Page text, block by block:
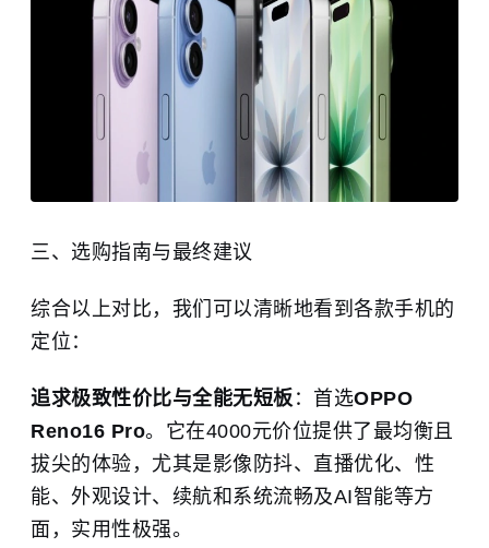
三、选购指南与最终建议
综合以上对比，我们可以清晰地看到各款手机的
定位：
追求极致性价比与全能无短板 ：首选OPPO
Reno16 Pro。它在4000元价位提供了最均衡且
拔尖的体验，尤其是影像防抖、直播优化、性
能、外观设计、续航和系统流畅及AI智能等方
面，实用性极强。